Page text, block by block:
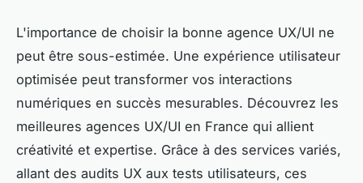
L'importance de choisir la bonne agence UX/UI ne
peut être sous-estimée. Une expérience utilisateur
optimisée peut transformer vos interactions
numériques en succès mesurables. Découvrez les
meilleures agences UX/UI en France qui allient
créativité et expertise. Grâce à des services variés,
allant des audits UX aux tests utilisateurs, ces